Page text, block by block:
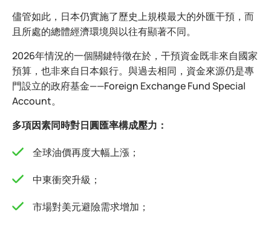
儘管如此，日本仍實施了歷史上規模最大的外匯干預，而
且所處的總體經濟環境與以往有顯著不同。
2026年情況的一個關鍵特徵在於，干預資金既非來自國家
預算，也非來自日本銀行。與過去相同，資金來源仍是專
門設立的政府基金——Foreign Exchange Fund Special
Account。
多項因素同時對日圓匯率構成壓力：
全球油價再度大幅上漲；
中東衝突升級；
市場對美元避險需求增加；